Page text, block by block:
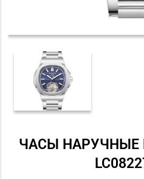
ЧАСЫ НАРУЧНЫЕ